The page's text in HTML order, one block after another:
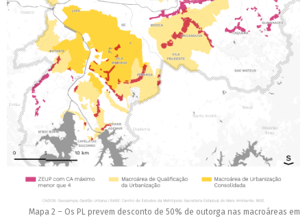
Mapa 2 – Os PL prevem desconto de 50% de outorga nas macroáreas em